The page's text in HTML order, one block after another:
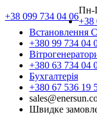
+38 099 734 04 06
Пн-
+38
Встановлення
+380 99 734 04
+380 63 734 04
Бухгалтерія
+380 67 536 19
Швидке